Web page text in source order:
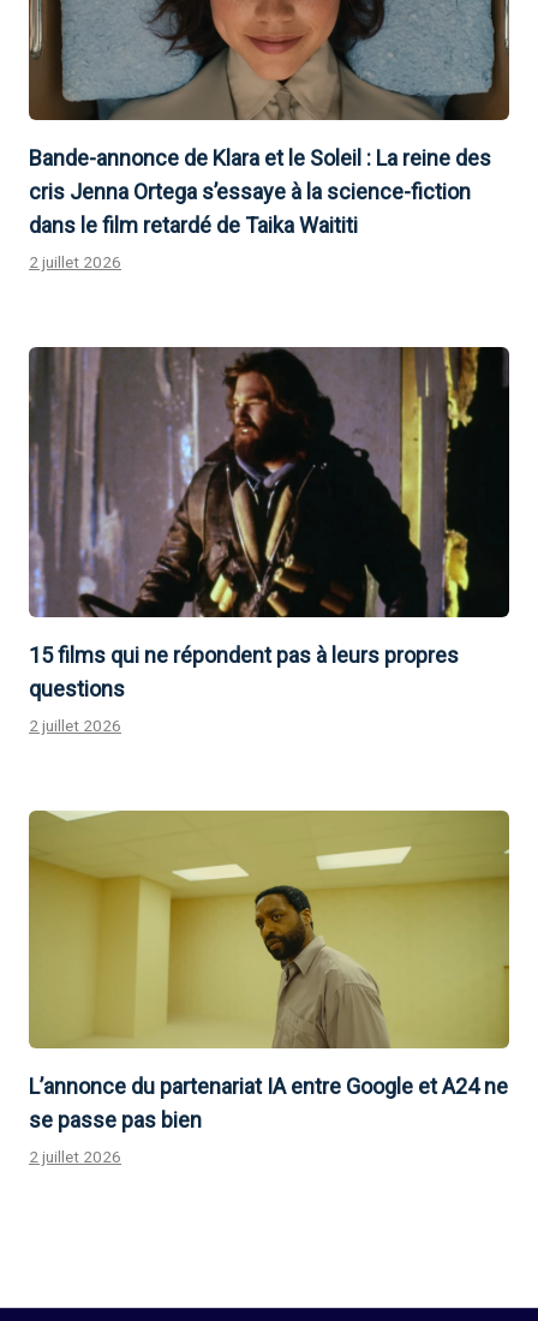
Bande-annonce de Klara et le Soleil : La reine des
cris Jenna Ortega s’essaye à la science-fiction
dans le film retardé de Taika Waititi
2 juillet 2026
15 films qui ne répondent pas à leurs propres
questions
2 juillet 2026
L’annonce du partenariat IA entre Google et A24 ne
se passe pas bien
2 juillet 2026